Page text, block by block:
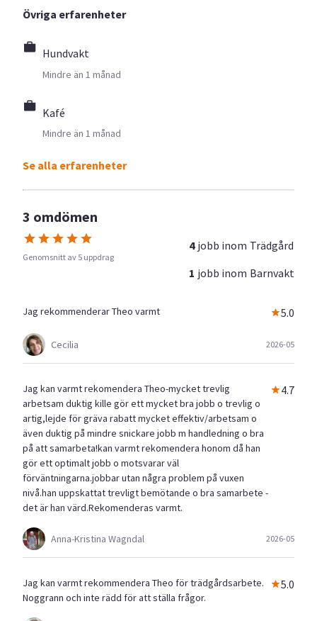
Övriga erfarenheter
Hundvakt
Mindre än 1 månad
Kafé
Mindre än 1 månad
Se alla erfarenheter
3 omdömen
Genomsnitt av 5 uppdrag
4 jobb inom Trädgård
1 jobb inom Barnvakt
Jag rekommenderar Theo varmt 5.0
Cecilia 2026-05
Jag kan varmt rekomendera Theo-mycket trevlig
arbetsam duktig kille gör ett mycket bra jobb o trevlig o
artig,lejde för gräva rabatt mycket effektiv/arbetsam o
även duktig på mindre snickare jobb m handledning o bra
på att samarbeta!kan varmt rekomendera honom då han
gör ett optimalt jobb o motsvarar väl
förväntningarna.jobbar utan några problem på vuxen
nivå.han uppskattat trevligt bemötande o bra samarbete -
det är han värd.Rekomenderas varmt.
4.7
Anna-Kristina Wagndal 2026-05
Jag kan varmt rekommendera Theo för trädgårdsarbete.
Noggrann och inte rädd för att ställa frågor.
5.0